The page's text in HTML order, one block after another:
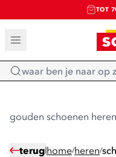
TOT
gouden schoenen heren
terug home/heren/